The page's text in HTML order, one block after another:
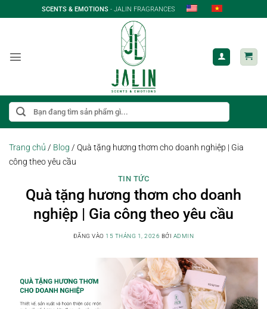
qua
SCENTS & EMOTIONS - JALIN FRAGRANCES
Tìm
kiếm:
Trang chủ / Blog / Quà tặng hương thơm cho doanh nghiệp | Gia
công theo yêu cầu
TIN TỨC
Quà tặng hương thơm cho doanh
nghiệp | Gia công theo yêu cầu
ĐĂNG VÀO 15 THÁNG 1, 2026 BỞI ADMIN